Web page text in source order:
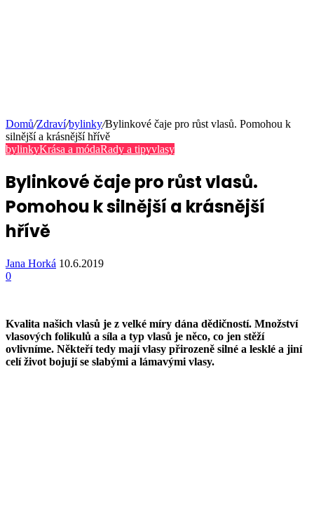
Domů/Zdraví/bylinky/Bylinkové čaje pro růst vlasů. Pomohou k
silnější a krásnější hřívě
bylinkyKrása a módaRady a tipyvlasy
Bylinkové čaje pro růst vlasů.
Pomohou k silnější a krásnější
hřívě
Jana Horká 10.6.2019
0
Kvalita našich vlasů je z velké míry dána dědičností. Množství
vlasových folikulů a síla a typ vlasů je něco, co jen stěží
ovlivníme. Někteří tedy mají vlasy přirozeně silné a lesklé a jiní
celí život bojují se slabými a lámavými vlasy.